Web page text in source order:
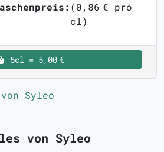
(0,86 € pro
cl)
5cl = 5,00 €
Syleo
von Syleo